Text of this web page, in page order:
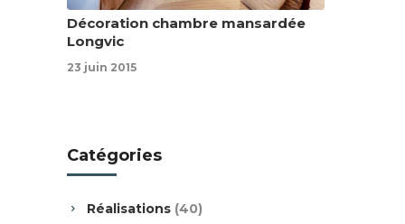
Décoration chambre mansardée
Longvic
23 juin 2015
Catégories
Réalisations (40)